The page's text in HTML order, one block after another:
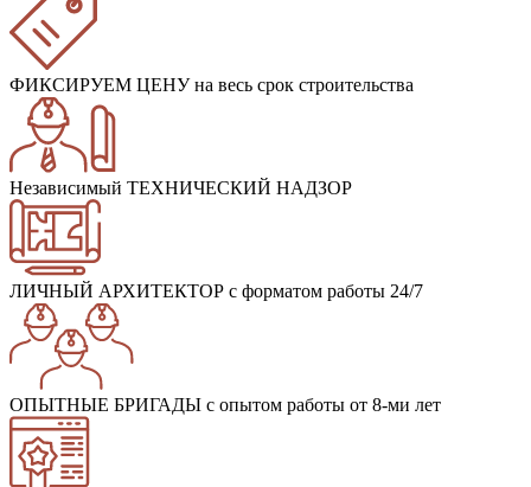
ФИКСИРУЕМ ЦЕНУна весь срок строительства
Независимый ТЕХНИЧЕСКИЙ НАДЗОР
ЛИЧНЫЙ АРХИТЕКТОР с форматом работы 24/7
ОПЫТНЫЕ БРИГАДЫ с опытом работы от 8-ми лет